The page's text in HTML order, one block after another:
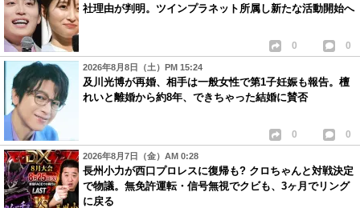
社理由が判明。ツインプラネット所属し新たな活動開始へ
0 0
2026年8月8日（土）PM 15:24
及川光博が再婚、相手は一般女性で第1子妊娠も報告。檀
れいと離婚から約8年、できちゃった結婚に賛否
0 0
2026年8月7日（金）AM 0:28
長州小力が西口プロレスに復帰も? クロちゃんと対戦決定
で物議。無免許運転・信号無視でクビも、3ヶ月でリング
に戻る